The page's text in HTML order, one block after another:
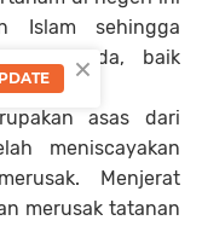
Islam sehingga
muda, baik
asas dari
meniscayakan
Menjerat
merusak tatanan
×